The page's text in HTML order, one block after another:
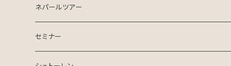
ネパールツアー
セミナー